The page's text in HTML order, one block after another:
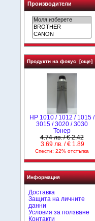
Производители
Продукти на фокус [още]
HP 1010 / 1012 / 1015 /
3015 / 3020 / 3030
Тонер
4.74 лв. / € 2.42
3.69 лв. / € 1.89
Спести: 22% отстъпка
Информация
Доставка
Защита на личните
данни
Условия за ползване
Контакти